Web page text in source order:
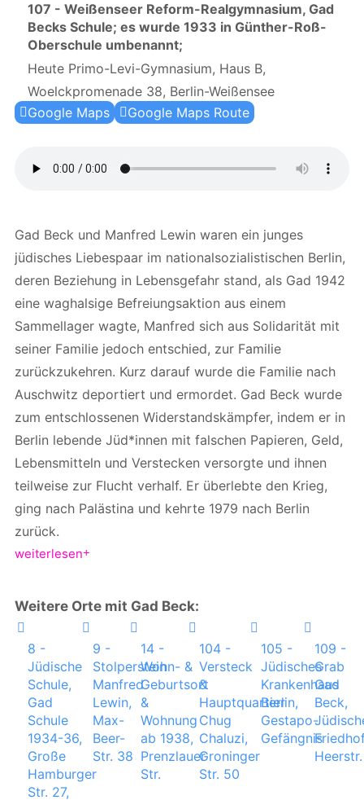
107 - Weißenseer Reform-Realgymnasium, Gad
Becks Schule; es wurde 1933 in Günther-Roß-
Oberschule umbenannt;
Heute Primo-Levi-Gymnasium, Haus B,
Woelckpromenade 38, Berlin-Weißensee
Google Maps
Google Maps Route
Gad Beck und Manfred Lewin waren ein junges
jüdisches Liebespaar im nationalsozialistischen Berlin,
deren Beziehung in Lebensgefahr stand, als Gad 1942
eine waghalsige Befreiungsaktion aus einem
Sammellager wagte, Manfred sich aus Solidarität mit
seiner Familie jedoch entschied, zur Familie
zurückzukehren. Kurz darauf wurde die Familie nach
Auschwitz deportiert und ermordet. Gad Beck wurde
zum entschlossenen Widerstandskämpfer, indem er in
Berlin lebende Jüd*innen mit falschen Papieren, Geld,
Lebensmitteln und Verstecken versorgte und ihnen
teilweise zur Flucht verhalf. Er überlebte den Krieg,
ging nach Palästina und kehrte 1979 nach Berlin
zurück.
weiterlesen
Weitere Orte mit Gad Beck:
8 -
Jüdische
Schule,
Gad
Schule
1934-36,
Große
Hamburger
Str. 27,
9 -
Stolperstein
Manfred
Lewin,
Max-
Beer-
Str. 38
14 -
Wohn- &
Geburtsort
&
Wohnung
ab 1938,
Prenzlauer
Str.
104 -
Versteck
&
Hauptquartier
Chug
Chaluzi,
Groninger
Str. 50
105 -
Jüdisches
Krankenhaus
Berlin,
Gestapo-
Gefängnis
109 -
Grab
Gad
Beck,
Heerstr.